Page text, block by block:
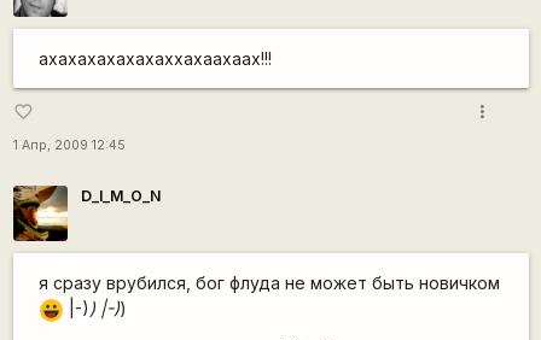
ахахахахахахаххахаахаах!!!
favorite_border
1 Апр, 2009 12:45
more_vert
D_I_M_O_N
я сразу врубился, бог флуда не может быть новичком
|-)) |-) ) |-))